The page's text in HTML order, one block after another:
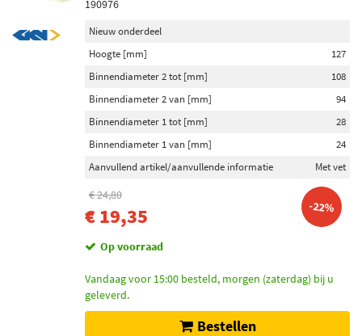
190976
Nieuw onderdeel
Hoogte [mm]
127
Binnendiameter 2 tot [mm]
108
Binnendiameter 2 van [mm]
94
Binnendiameter 1 tot [mm]
28
Binnendiameter 1 van [mm]
24
Aanvullend artikel/aanvullende informatie
Met vet
€ 24,80
€ 19,35 -22%
Op voorraad
Vandaag voor 15:00 besteld, morgen (zaterdag) bij u
geleverd.
Bestellen